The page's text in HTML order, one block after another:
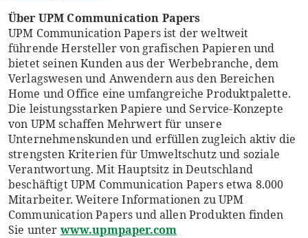
Über UPM Communication Papers
UPM Communication Papers ist der weltweit
führende Hersteller von grafischen Papieren und
bietet seinen Kunden aus der Werbebranche, dem
Verlagswesen und Anwendern aus den Bereichen
Home und Office eine umfangreiche Produktpalette.
Die leistungsstarken Papiere und Service-Konzepte
von UPM schaffen Mehrwert für unsere
Unternehmenskunden und erfüllen zugleich aktiv die
strengsten Kriterien für Umweltschutz und soziale
Verantwortung. Mit Hauptsitz in Deutschland
beschäftigt UPM Communication Papers etwa 8.000
Mitarbeiter. Weitere Informationen zu UPM
Communication Papers und allen Produkten finden
Sie unter www.upmpaper.com